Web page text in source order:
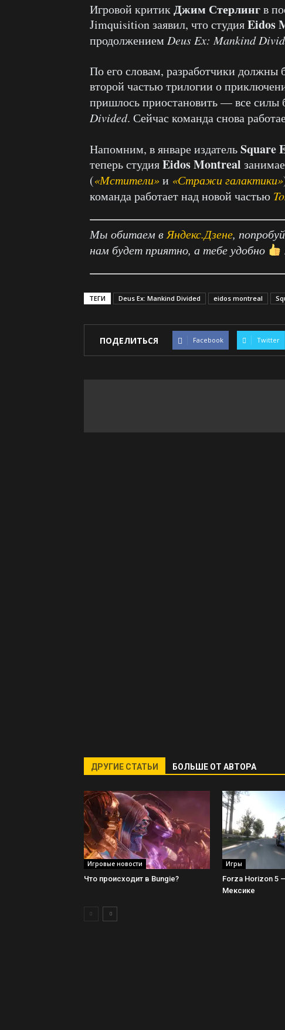
Игровой критикДжим Стерлингв
Jimquisition заявил, что студияEidos
продолжением Deus Ex: Mankind
По его словам, разработчики должны
второй частью трилогии о
пришлось приостановить — все
Divided. Сейчас команда снова
Напомним, в январе издательSquare
теперь студияEidos Montreal
(«Мстители»и «Стражи галактики»
команда работает над новой частью
Мы обитаем в Яндекс.Дзене,
нам будет приятно, а тебе удобно
ТЕГИ Deus Ex: Mankind Divided eidos montreal
ПОДЕЛИТЬСЯ Facebook Twitter
ДРУГИЕ СТАТЬИ БОЛЬШЕ ОТ АВТОРА
Игровые новости
Что происходит в Bungie?
Игры
Forza Horizon 5
Мексике